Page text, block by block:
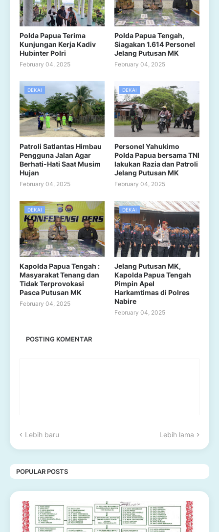
Polda Papua Terima
Kunjungan Kerja Kadiv
Hubinter Polri
February 04, 2025
Polda Papua Tengah,
Siagakan 1.614 Personel
Jelang Putusan MK
February 04, 2025
DEKAI
Patroli Satlantas Himbau
Pengguna Jalan Agar
Berhati-Hati Saat Musim
Hujan
February 04, 2025
DEKAI
Personel Yahukimo
Polda Papua bersama TNI
lakukan Razia dan Patroli
Jelang Putusan MK
February 04, 2025
DEKAI
Kapolda Papua Tengah :
Masyarakat Tenang dan
Tidak Terprovokasi
Pasca Putusan MK
February 04, 2025
DEKAI
Jelang Putusan MK,
Kapolda Papua Tengah
Pimpin Apel
Harkamtimas di Polres
Nabire
February 04, 2025
POSTING KOMENTAR
Lebih baru Lebih lama
POPULAR POSTS